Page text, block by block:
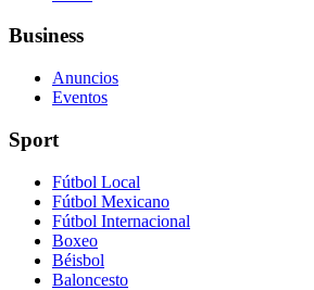
Business
Anuncios
Eventos
Sport
Fútbol Local
Fútbol Mexicano
Fútbol Internacional
Boxeo
Béisbol
Baloncesto